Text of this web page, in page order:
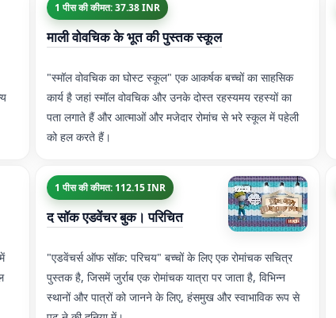
1 पीस की कीमत: 37.38 INR
माली वोवचिक के भूत की पुस्तक स्कूल
"स्मॉल वोवचिक का घोस्ट स्कूल" एक आकर्षक बच्चों का साहसिक
कार्य है जहां स्मॉल वोवचिक और उनके दोस्त रहस्यमय रहस्यों का
पता लगाते हैं और आत्माओं और मजेदार रोमांच से भरे स्कूल में पहेली
को हल करते हैं।
1 पीस की कीमत: 112.15 INR
द सॉक एडवेंचर बुक। परिचित
"एडवेंचर्स ऑफ सॉक: परिचय" बच्चों के लिए एक रोमांचक सचित्र
पुस्तक है, जिसमें जुर्राब एक रोमांचक यात्रा पर जाता है, विभिन्न
स्थानों और पात्रों को जानने के लिए, हंसमुख और स्वाभाविक रूप से